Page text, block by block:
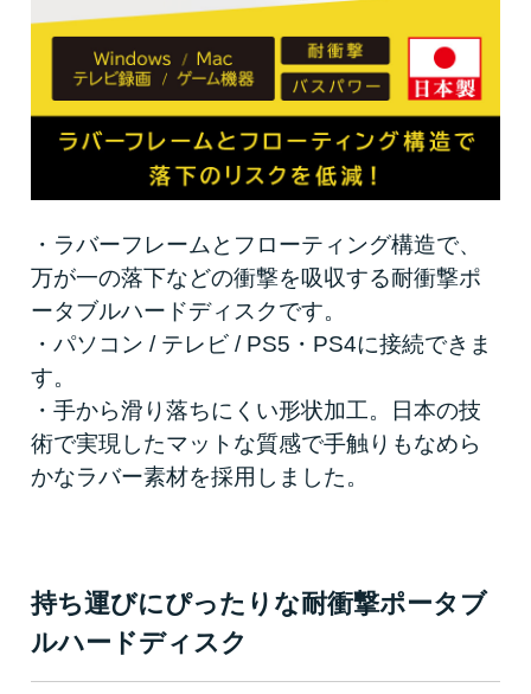
・ラバーフレームとフローティング構造で、
万が一の落下などの衝撃を吸収する耐衝撃ポ
ータブルハードディスクです。
・パソコン / テレビ / PS5・PS4に接続できま
す。
・手から滑り落ちにくい形状加工。日本の技
術で実現したマットな質感で手触りもなめら
かなラバー素材を採用しました。
持ち運びにぴったりな耐衝撃ポータブ
ルハードディスク